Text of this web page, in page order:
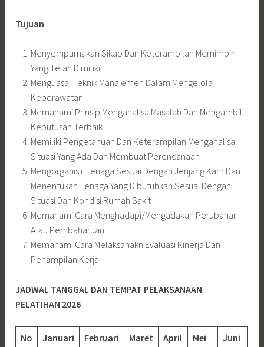
Tujuan
Menyempurnakan Sikap Dan Keterampilan Memimpin
Yang Telah Dimiliki
Menguasai Teknik Manajemen Dalam Mengelola
Keperawatan
Memahami Prinsip Menganalisa Masalah Dan Mengambil
Keputusan Terbaik
Memiliki Pengetahuan Dan Keterampilan Menganalisa
Situasi Yang Ada Dan Membuat Perencanaan
Mengorganisir Tenaga Sesuai Dengan Jenjang Karir Dan
Menentukan Tenaga Yang Dibutuhkan Sesuai Dengan
Situasi Dan Kondisi Rumah Sakit
Memahami Cara Menghadapi/Mengadakan Perubahan
Atau Pembaharuan
Memahami Cara Melaksanakn Evaluasi Kinerja Dan
Penampilan Kerja
JADWAL TANGGAL DAN TEMPAT PELAKSANAAN
PELATIHAN 2026
No Januari Februari Maret April Mei Juni